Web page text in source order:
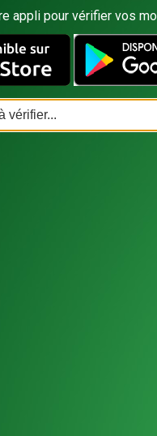
appli pour vérifier vos